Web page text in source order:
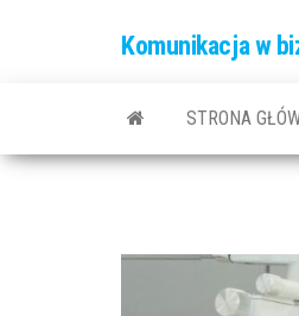
Komunikacja w
STRONA